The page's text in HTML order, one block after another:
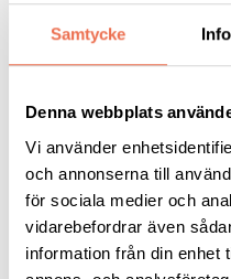
Samtycke
Denna webbplats
Vi använder
och annonserna till
för sociala medier och
vidarebefordrar även
information från din enhet
med hjälpmedel finns
Caudron.
Ta del av